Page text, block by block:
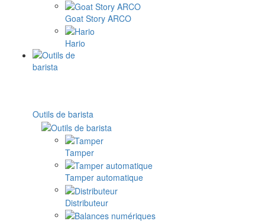
Goat Story ARCO
Hario
Outils de barista
Tamper
Tamper automatique
Distributeur